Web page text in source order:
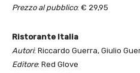
Prezzo al pubblico: € 29,95
Ristorante Italia
Autori: Riccardo Guerra, Giulio
Editore: Red Glove